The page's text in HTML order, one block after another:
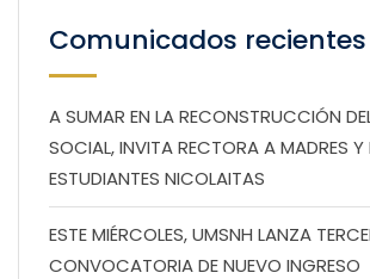
Comunicados recientes
A SUMAR EN LA RECONSTRUCCIÓN
SOCIAL, INVITA RECTORA A MADRES Y
ESTUDIANTES NICOLAITAS
ESTE MIÉRCOLES, UMSNH LANZA
CONVOCATORIA DE NUEVO INGRESO